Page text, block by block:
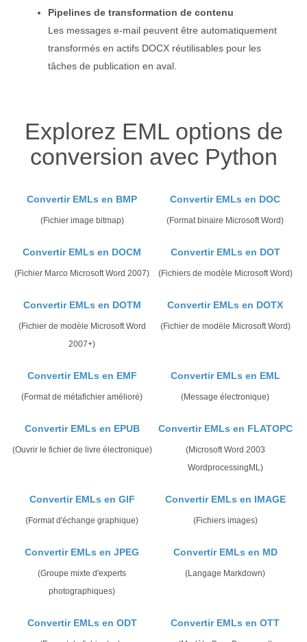
Pipelines de transformation de contenu
Les messages e-mail peuvent être automatiquement
transformés en actifs DOCX réutilisables pour les
tâches de publication en aval.
Explorez EML options de
conversion avec Python
Convertir EMLs en BMP
(Fichier image bitmap)
Convertir EMLs en DOC
(Format binaire Microsoft Word)
Convertir EMLs en DOCM
(Fichier Marco Microsoft Word 2007)
Convertir EMLs en DOT
(Fichiers de modèle Microsoft Word)
Convertir EMLs en DOTM
(Fichier de modèle Microsoft Word
2007+)
Convertir EMLs en DOTX
(Fichier de modèle Microsoft Word)
Convertir EMLs en EMF
(Format de métafichier amélioré)
Convertir EMLs en EML
(Message électronique)
Convertir EMLs en EPUB
(Ouvrir le fichier de livre électronique)
Convertir EMLs en FLATOPC
(Microsoft Word 2003
WordprocessingML)
Convertir EMLs en GIF
(Format d'échange graphique)
Convertir EMLs en IMAGE
(Fichiers images)
Convertir EMLs en JPEG
(Groupe mixte d'experts
photographiques)
Convertir EMLs en MD
(Langage Markdown)
Convertir EMLs en ODT Convertir EMLs en OTT